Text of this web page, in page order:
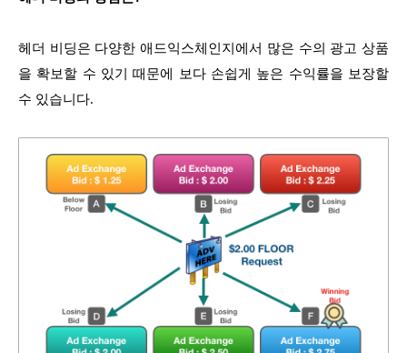
헤더 비딩은 다양한 애드익스체인지에서 많은 수의 광고 상품
을 확보할 수 있기 때문에 보다 손쉽게 높은 수익률을 보장할
수 있습니다.